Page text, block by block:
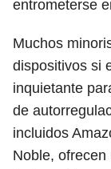
entrometerse
Muchos
dispositivos si
inquietante
de
incluidos
Noble,